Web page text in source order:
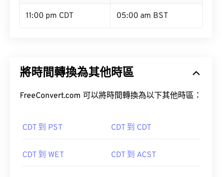
11:00 pm CDT 05:00 am BST
將時間轉換為其他時區
FreeConvert.com 可以將時間轉換為以下其他時區：
CDT 到 PST CDT 到 CDT
CDT 到 WET CDT 到 ACST